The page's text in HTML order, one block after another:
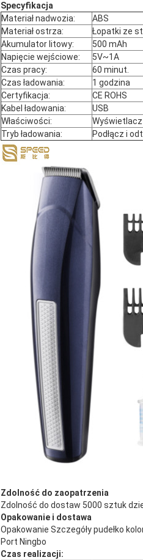
Specyfikacja
Materiał nadwozia:
ABS
Materiał ostrza:
Łopatki ze
Akumulator litowy:
500 mAh
Napięcie wejściowe:
5V~1A
Czas pracy:
60 minut.
Czas ładowania:
1 godzina
Certyfikacja:
CE ROHS
Kabel ładowania:
USB
Właściwości:
Wyświetlacz
Tryb ładowania:
Podłącz i
Zdolność do zaopatrzenia
Zdolność do dostaw 5000 sztuk
Opakowanie i dostawa
Opakowanie Szczegóły pudełko
Port Ningbo
Czas realizacji: